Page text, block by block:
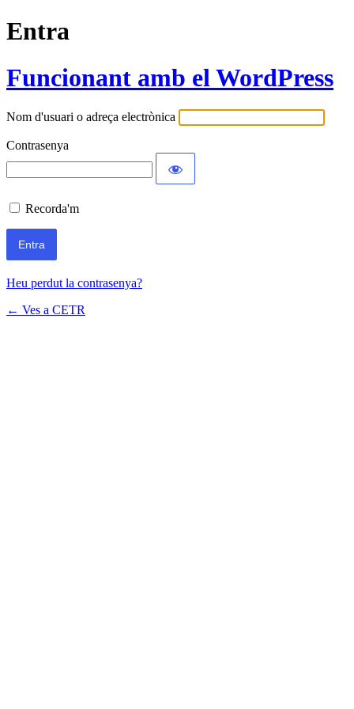
Entra
Funcionant amb el WordPress
Nom d'usuari o adreça electrònica
Contrasenya
Recorda'm
Heu perdut la contrasenya?
← Ves a CETR